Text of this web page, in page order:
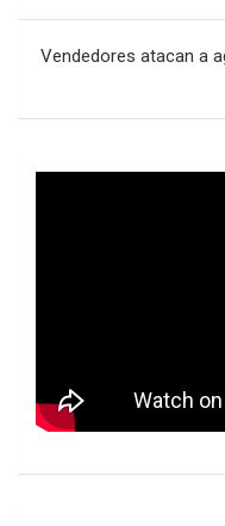
entradas
Vendedores atacan a